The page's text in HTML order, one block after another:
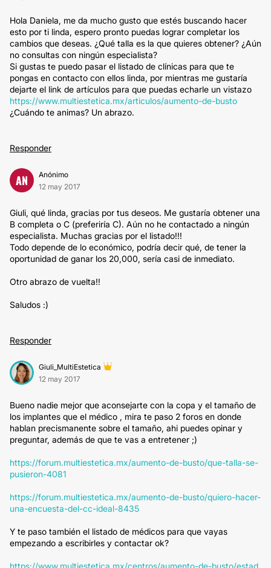
Hola Daniela, me da mucho gusto que estés buscando hacer
esto por ti linda, espero pronto puedas lograr completar los
cambios que deseas. ¿Qué talla es la que quieres obtener? ¿Aún
no consultas con ningún especialista?
Si gustas te puedo pasar el listado de clínicas para que te
pongas en contacto con ellos linda, por mientras me gustaría
dejarte el link de artículos para que puedas echarle un vistazo
https://www.multiestetica.mx/articulos/aumento-de-busto
¿Cuándo te animas? Un abrazo.
Responder
AN
Anónimo
12 may 2017
Giuli, qué linda, gracias por tus deseos. Me gustaría obtener una
B completa o C (preferiría C). Aún no he contactado a ningún
especialista. Muchas gracias por el listado!!!
Todo depende de lo económico, podría decir qué, de tener la
oportunidad de ganar los 20,000, sería casi de inmediato.
Otro abrazo de vuelta!!
Saludos :)
Responder
Giuli_MultiEstetica
12 may 2017
Bueno nadie mejor que aconsejarte con la copa y el tamaño de
los implantes que el médico , mira te paso 2 foros en donde
hablan precismanente sobre el tamaño, ahi puedes opinar y
preguntar, además de que te vas a entretener ;)
https://forum.multiestetica.mx/aumento-de-busto/que-talla-se-
pusieron-4081
https://forum.multiestetica.mx/aumento-de-busto/quiero-hacer-
una-encuesta-del-cc-ideal-8435
Y te paso también el listado de médicos para que vayas
empezando a escribirles y contactar ok?
https://www.multiestetica.mx/centros/aumento-de-busto/estad